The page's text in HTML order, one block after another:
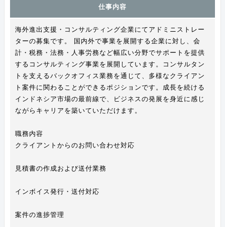
仕事内容
海外進出支援・コンサルティング企業にてアドミニストレー
ターの募集です。 国内外で事業を展開する企業に対し、会
計・税務・法務・人事労務など幅広い分野でサポートを提供
するコンサルティング事業を展開しています。コンサルタン
トを支えるバックオフィス業務を通じて、多様なクライアン
ト案件に関わることができるポジションです。成長を続ける
インドネシア市場の最前線で、ビジネスの発展を身近に感じ
ながらキャリアを築いていただけます。
職務内容
クライアントからのお問い合わせ対応
見積書の作成および送付業務
インボイス発行・送付対応
案件の進捗管理